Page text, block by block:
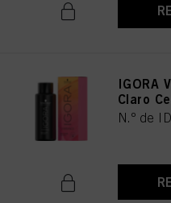
IGORA
Claro
N.º de